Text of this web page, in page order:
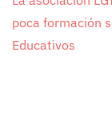
poca formación
Educativos